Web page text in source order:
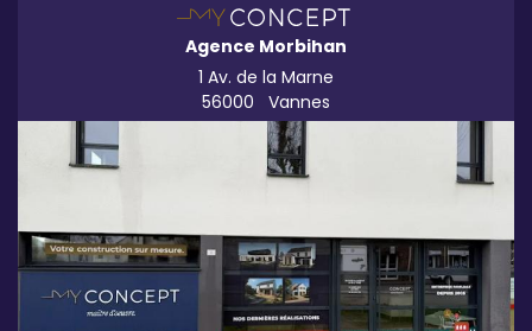
Agence Morbihan
1 Av. de la Marne
56000
Vannes